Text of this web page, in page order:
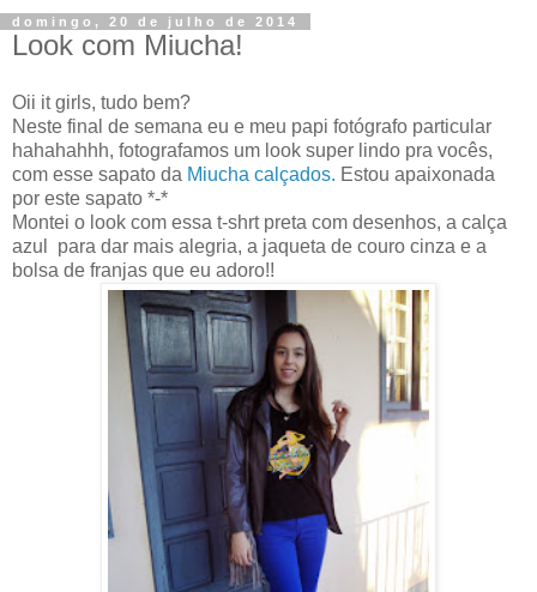
domingo, 20 de julho de 2014
Look com Miucha!
Oii it girls, tudo bem?
Neste final de semana eu e meu papi fotógrafo particular
hahahahhh, fotografamos um look super lindo pra vocês,
com esse sapato da Miucha calçados. Estou apaixonada
por este sapato *-*
Montei o look com essa t-shrt preta com desenhos, a calça
azul para dar mais alegria, a jaqueta de couro cinza e a
bolsa de franjas que eu adoro!!